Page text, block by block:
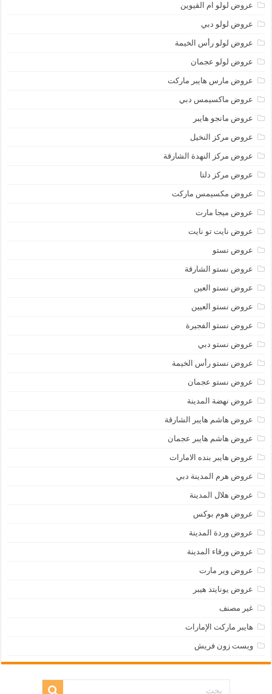
عروض لولو ام القيوين
عروض لولو دبي
عروض لولو رأس الخيمة
عروض لولو عجمان
عروض مارس هايبر ماركت
عروض ماكسيمس دبي
عروض مانجو هايبر
عروض مركز النخيل
عروض مركز النهدة الشارقة
عروض مركز دلتا
عروض مكسيمس ماركت
عروض ميجا مارت
عروض نايت تو نايت
عروض نستو
عروض نستو الشارقة
عروض نستو العين
عروض نستو العيين
عروض نستو الفجيرة
عروض نستو دبي
عروض نستو رأس الخيمة
عروض نستو عجمان
عروض نهضة المدينة
عروض هاشم هايبر الشارقة
عروض هاشم هايبر عجمان
عروض هايبر بنده الامارات
عروض هرم المدينة دبي
عروض هلال المدينة
عروض هوم بوكس
عروض وردة المدينة
عروض ورقاء المدينة
عروض وير مارت
عروض يونايتد هيبر
غير مصنف
هايبر ماركت الإمارات
ويست زون فريش